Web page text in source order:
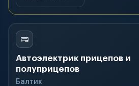
Автоэлектрик прицепов и
полуприцепов
Балтик